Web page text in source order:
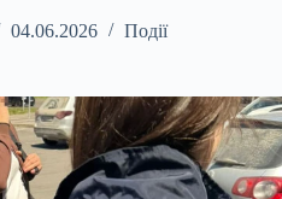
04.06.2026 Події